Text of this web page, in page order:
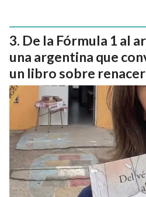
De la Fórmula 1 al
una argentina que
un libro sobre renacer